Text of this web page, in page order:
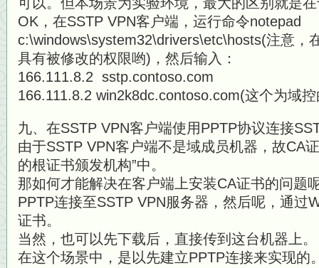
OK，在SSTP VPN客户端，运行命令notepad
c:\windows\system32\drivers\etc\hosts(注意，
具有被修改的权限哟)，然后输入：
166.111.8.2 sstp.contoso.com
166.111.8.2 win2k8dc.contoso.com(这个为域
九、在SSTP VPN客户端使用PPTP协议连接
由于SSTP VPN客户端不是域成员机器，故CA
的根证书颁发机构”中。
那如何才能解决在客户端上安装CA证书的问题
PPTP连接至SSTP VPN服务器，然后呢，通过
证书。
当然，也可以先下载后，直接传到这台机器上。
在这个场景中，是以先建立PPTP连接来实现的